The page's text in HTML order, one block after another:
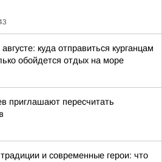
куда отправиться курганцам
обойдется отдых на море
приглашают пересчитать
и современные герои: что